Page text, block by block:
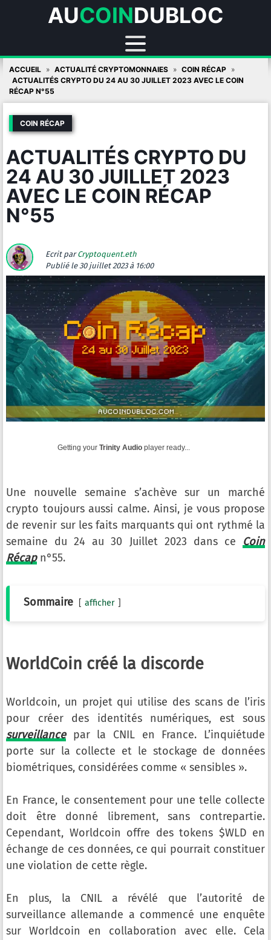
AUCOINDUBLOC
Skip
content
ACCUEIL ACTUALITÉ CRYPTOMONNAIES
COIN RÉCAP
ACTUALITÉS CRYPTO DU 24 AU 30 JUILLET 2023 AVEC LE COIN
RÉCAP N°55
COIN RÉCAP
ACTUALITÉS CRYPTO DU
24 AU 30 JUILLET 2023
AVEC LE COIN RÉCAP
N°55
Ecrit parCryptoquent.eth
Publié le 30 juillet 2023 à 16:00
Getting your Trinity Audio player ready...
Une nouvelle semaine s’achève sur un marché
crypto toujours aussi calme. Ainsi, je vous propose
de revenir sur les faits marquants qui ont rythmé la
semaine du 24 au 30 Juillet 2023 dans ce Coin
Récapn°55.
Sommaire afficher
WorldCoin créé la discorde
Worldcoin, un projet qui utilise des scans de l’iris
pour créer des identités numériques, est sous
surveillancepar la CNIL en France. L’inquiétude
porte sur la collecte et le stockage de données
biométriques, considérées comme « sensibles ».
En France, le consentement pour une telle collecte
doit être donné librement, sans contrepartie.
Cependant, Worldcoin offre des tokens $WLD en
échange de ces données, ce qui pourrait constituer
une violation de cette règle.
En plus, la CNIL a révélé que l’autorité de
surveillance allemande a commencé une enquête
sur Worldcoin en collaboration avec elle. Cela